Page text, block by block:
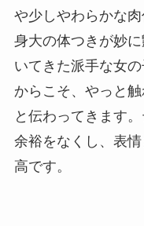
や少しやわらかな
身大の体つきが妙
いてきた派手な女
からこそ、やっと
と伝わってきます
余裕をなくし、表
高です。